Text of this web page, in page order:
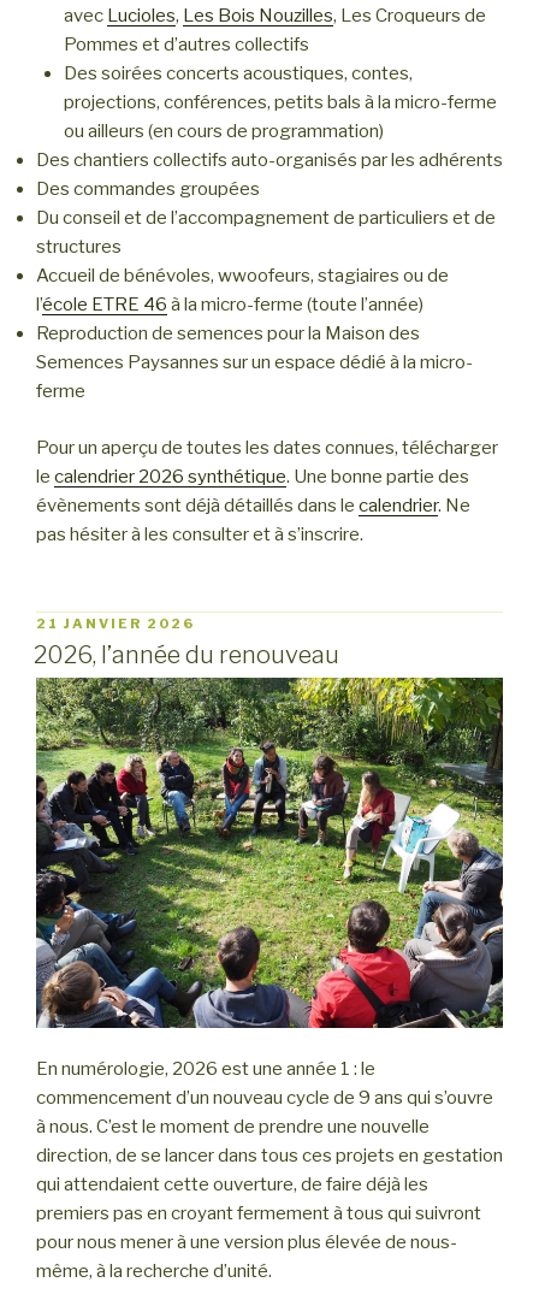
avec Lucioles, Les Bois Nouzilles, Les Croqueurs de
Pommes et d’autres collectifs
Des soirées concerts acoustiques, contes,
projections, conférences, petits bals à la micro-ferme
ou ailleurs (en cours de programmation)
Des chantiers collectifs auto-organisés par les adhérents
Des commandes groupées
Du conseil et de l’accompagnement de particuliers et de
structures
Accueil de bénévoles, wwoofeurs, stagiaires ou de
l’école ETRE 46 à la micro-ferme (toute l’année)
Reproduction de semences pour la Maison des
Semences Paysannes sur un espace dédié à la micro-
ferme
Pour un aperçu de toutes les dates connues, télécharger
le calendrier 2026 synthétique. Une bonne partie des
évènements sont déjà détaillés dans le calendrier. Ne
pas hésiter à les consulter et à s’inscrire.
PUBLIÉ
LE
21 JANVIER 2026
2026, l’année du renouveau
En numérologie, 2026 est une année 1 : le
commencement d’un nouveau cycle de 9 ans qui s’ouvre
à nous. C’est le moment de prendre une nouvelle
direction, de se lancer dans tous ces projets en gestation
qui attendaient cette ouverture, de faire déjà les
premiers pas en croyant fermement à tous qui suivront
pour nous mener à une version plus élevée de nous-
même, à la recherche d’unité.